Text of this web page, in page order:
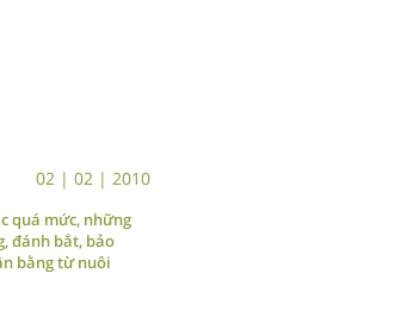
02 | 02 | 2010
quá mức, những
đánh bắt, bảo
bằng từ nuôi